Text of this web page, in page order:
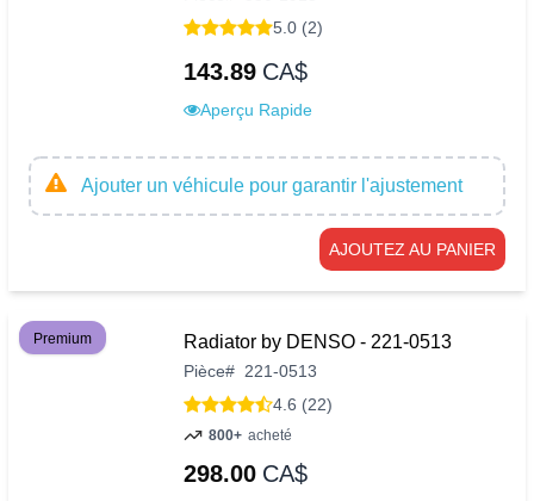
5.0 (2)
143.89 CA$
Aperçu Rapide
Ajouter un véhicule pour garantir l'ajustement
AJOUTEZ AU PANIER
Premium Radiator by DENSO - 221-0513
Pièce# 221-0513
4.6 (22)
800+ acheté
298.00 CA$